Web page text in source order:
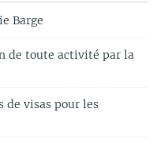
Barge
de toute activité par la
de visas pour les